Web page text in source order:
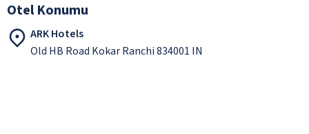
Otel Konumu
ARK Hotels
Old HB Road Kokar Ranchi 834001 IN